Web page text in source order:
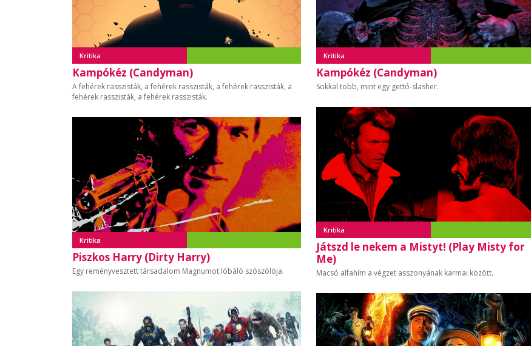
Kritika
Kampókéz (Candyman)
A fehérek rasszisták, a fehérek rasszisták, a fehérek rasszisták, a
fehérek rasszisták, a fehérek rasszisták.
Kritika
Piszkos Harry (Dirty Harry)
Egy reményvesztett társadalom Magnumot lóbáló szószólója.
Kritika
Kampókéz (Candyman)
Sokkal több, mint egy gettó-slasher.
Kritika
Játszd le nekem a Mistyt! (Play Misty for
Me)
Macsó alfahím a végzet asszonyának karmai között.